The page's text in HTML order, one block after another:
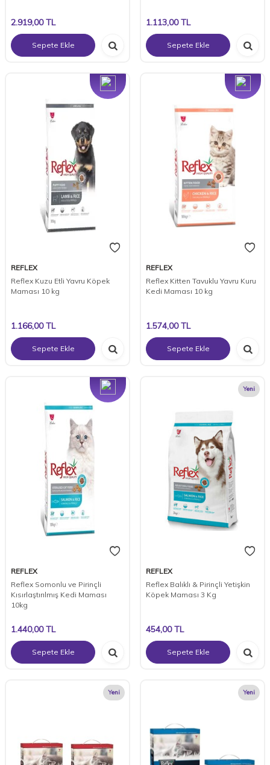
2.919,00TL
Sepete Ekle
1.113,00TL
Sepete Ekle
Yeni
REFLEX
Reflex Kuzu Etli Yavru Köpek
Maması 10 kg
1.166,00TL
Sepete Ekle
Yeni
REFLEX
Reflex Kitten Tavuklu Yavru Kuru
Kedi Maması 10 kg
1.574,00TL
Sepete Ekle
Yeni
REFLEX
Reflex Somonlu ve Pirinçli
Kısırlaştırılmış Kedi Maması
10kg
1.440,00TL
Sepete Ekle
Yeni
REFLEX
Reflex Balıklı & Pirinçli Yetişkin
Köpek Maması 3 Kg
454,00TL
Sepete Ekle
Yeni Yeni